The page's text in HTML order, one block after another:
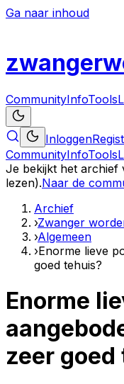
Ga naar inhoud
zwanger
CommunityInfoTools
Inloggen
CommunityInfoTools
Je bekijkt het archief
lezen).Naar de
Archief
›Zwanger
›Algemeen
›Enorme lieve
goed tehuis?
Enorme
zeer goed